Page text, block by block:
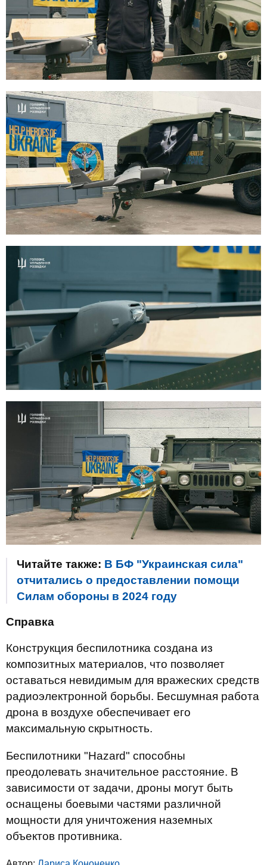
Читайте также: В БФ "Украинская сила"
отчитались о предоставлении помощи
Силам обороны в 2024 году
Справка
Конструкция беспилотника создана из
композитных материалов, что позволяет
оставаться невидимым для вражеских средств
радиоэлектронной борьбы. Бесшумная работа
дрона в воздухе обеспечивает его
максимальную скрытность.
Беспилотники "Hazard" способны
преодолевать значительное расстояние. В
зависимости от задачи, дроны могут быть
оснащены боевыми частями различной
мощности для уничтожения наземных
объектов противника.